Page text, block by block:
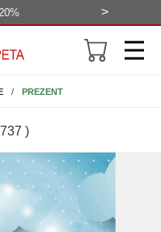
>
PREZENT
)